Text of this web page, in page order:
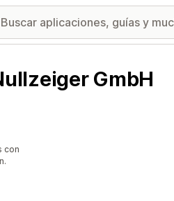
GmbH
con